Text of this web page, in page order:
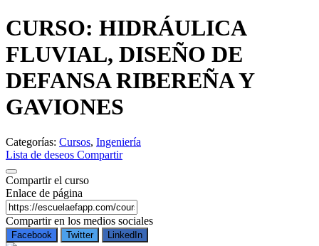
CURSO: HIDRÁULICA
FLUVIAL, DISEÑO DE
DEFANSA RIBEREÑA Y
GAVIONES
Categorías: Cursos, Ingeniería
Lista de deseos Compartir
Compartir el curso
Enlace de página
Compartir en los medios sociales
Facebook Twitter LinkedIn